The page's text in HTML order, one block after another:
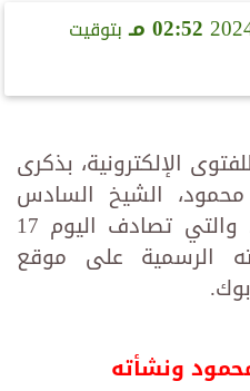
02:52 مـ
بتوقيت
الإلكترونية، بذكرى
محمود، الشيخ السادس
والأربعين للأزهر الشريف، والتي تصادف اليوم 17
الرسمية على موقع
ونشأته